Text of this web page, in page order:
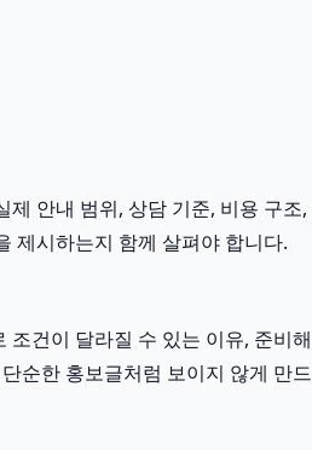
안내 범위, 상담 기준, 비용 구조,
제시하는지 함께 살펴야 합니다.
건이 달라질 수 있는 이유, 준비해
순한 홍보글처럼 보이지 않게 만드